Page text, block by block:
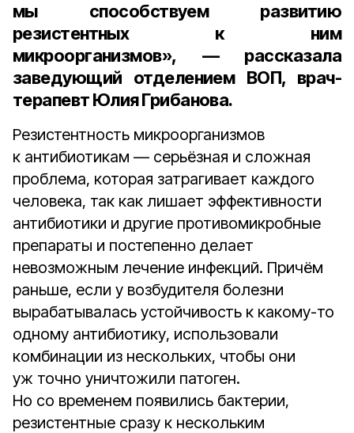
мы способствуем развитию
резистентных к ним
микроорганизмов», — рассказала
заведующий отделением ВОП, врач-
терапевт Юлия Грибанова.
Резистентность микроорганизмов
к антибиотикам — серьёзная и сложная
проблема, которая затрагивает каждого
человека, так как лишает эффективности
антибиотики и другие противомикробные
препараты и постепенно делает
невозможным лечение инфекций. Причём
раньше, если у возбудителя болезни
вырабатывалась устойчивость к какому-то
одному антибиотику, использовали
комбинации из нескольких, чтобы они
уж точно уничтожили патоген.
Но со временем появились бактерии,
резистентные сразу к нескольким